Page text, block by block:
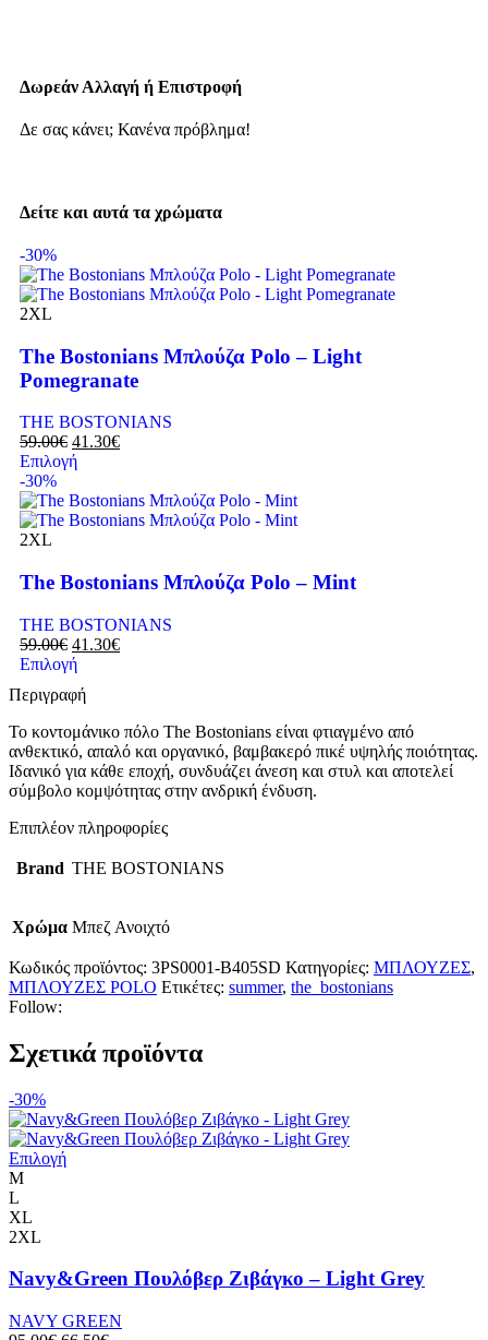
Δωρεάν Αλλαγή ή Επιστροφή
Δε σας κάνει; Κανένα πρόβλημα!
Δείτε και αυτά τα χρώματα
-30%
2XL
The Bostonians Μπλούζα Polo – Light
Pomegranate
THE BOSTONIANS
59.00€ 41.30€
Επιλογή
-30%
2XL
The Bostonians Μπλούζα Polo – Mint
THE BOSTONIANS
59.00€ 41.30€
Επιλογή
Περιγραφή
Το κοντομάνικο πόλο The Bostonians είναι φτιαγμένο από
ανθεκτικό, απαλό και οργανικό, βαμβακερό πικέ υψηλής ποιότητας.
Ιδανικό για κάθε εποχή, συνδυάζει άνεση και στυλ και αποτελεί
σύμβολο κομψότητας στην ανδρική ένδυση.
Επιπλέον πληροφορίες
Brand THE BOSTONIANS
Χρώμα Μπεζ Ανοιχτό
Κωδικός προϊόντος: 3PS0001-B405SD Κατηγορίες: ΜΠΛΟΥΖΕΣ,
ΜΠΛΟΥΖΕΣ POLO Ετικέτες: summer, the_bostonians
Follow:
Σχετικά προϊόντα
-30%
Επιλογή
M
L
XL
2XL
Navy&Green Πουλόβερ Ζιβάγκο – Light Grey
NAVY GREEN